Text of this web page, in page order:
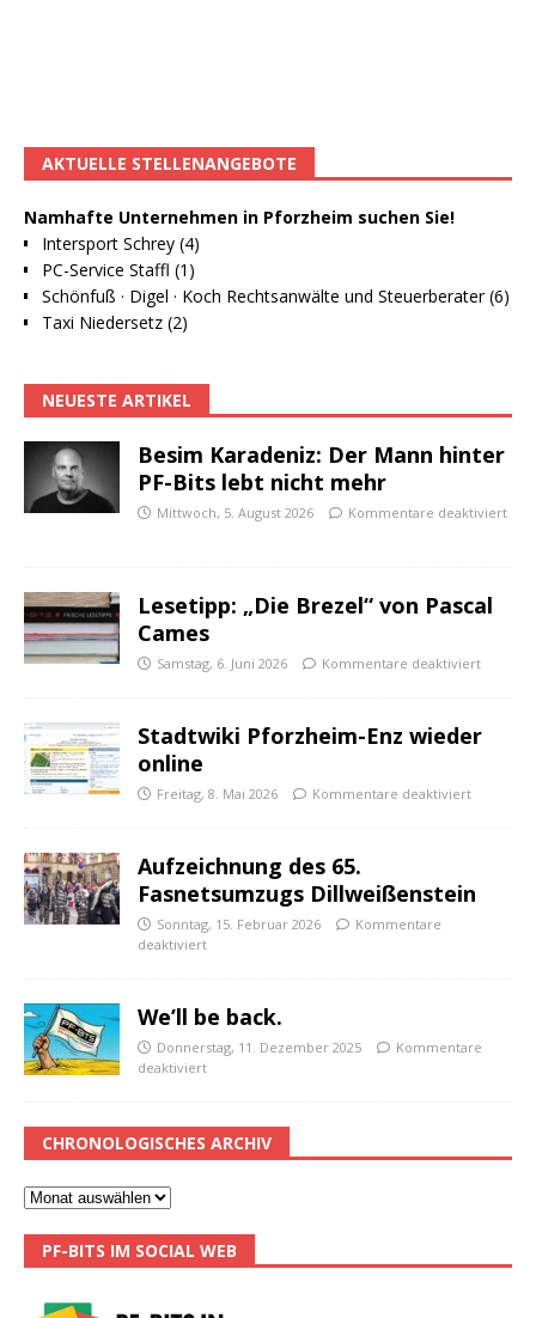
AKTUELLE STELLENANGEBOTE
Namhafte Unternehmen in Pforzheim suchen Sie!
Intersport Schrey (4)
PC-Service Staffl (1)
Schönfuß · Digel · Koch Rechtsanwälte und Steuerberater (6)
Taxi Niedersetz (2)
NEUESTE ARTIKEL
Besim Karadeniz: Der Mann hinter
PF-Bits lebt nicht mehr
Mittwoch, 5. August 2026 Kommentare deaktiviert
Lesetipp: „Die Brezel“ von Pascal
Cames
Samstag, 6. Juni 2026 Kommentare deaktiviert
Stadtwiki Pforzheim-Enz wieder
online
Freitag, 8. Mai 2026 Kommentare deaktiviert
Aufzeichnung des 65.
Fasnetsumzugs Dillweißenstein
Sonntag, 15. Februar 2026
Kommentare
deaktiviert
We’ll be back.
Donnerstag, 11. Dezember 2025
Kommentare
deaktiviert
CHRONOLOGISCHES ARCHIV
PF-BITS IM SOCIAL WEB